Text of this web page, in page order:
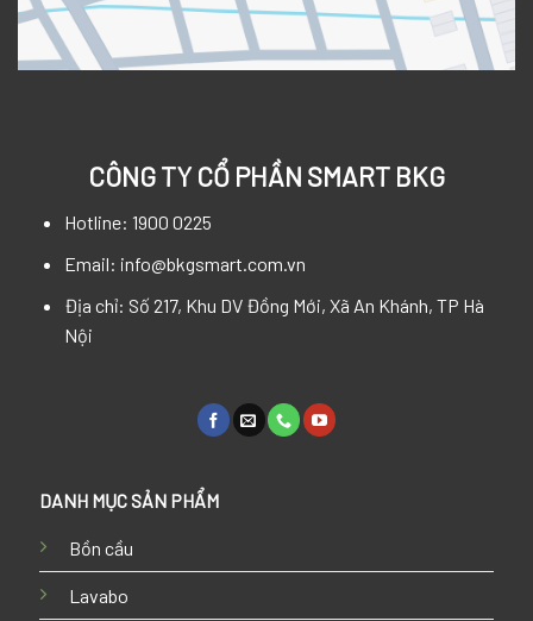
CÔNG TY CỔ PHẦN SMART BKG
Hotline: 1900 0225
Email: info@bkgsmart.com.vn
Địa chỉ: Số 217, Khu DV Đồng Mới, Xã An Khánh, TP Hà
Nội
DANH MỤC SẢN PHẨM
Bồn cầu
Lavabo